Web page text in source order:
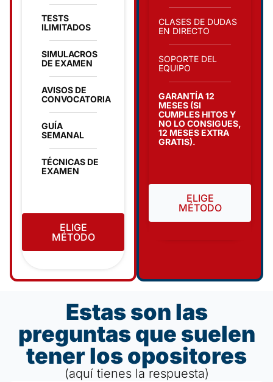
TESTS
ILIMITADOS
SIMULACROS
DE EXAMEN
AVISOS DE
CONVOCATORIA
GUÍA
SEMANAL
TÉCNICAS DE
EXAMEN
ELIGE
MÉTODO
CLASES DE DUDAS
EN DIRECTO
SOPORTE DEL
EQUIPO
GARANTÍA 12
MESES (SI
CUMPLES HITOS Y
NO LO CONSIGUES,
12 MESES EXTRA
GRATIS).
ELIGE
MÉTODO
Estas son las
preguntas que suelen
tener los opositores
(aquí tienes la respuesta)